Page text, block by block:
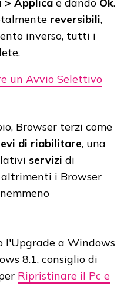
reversibili,
inverso, tutti i
un Avvio Selettivo
Browser terzi come
di riabilitare, una
servizi di
altrimenti i Browser
l'Upgrade a Windows
8.1, consiglio di
Ripristinare il Pc e